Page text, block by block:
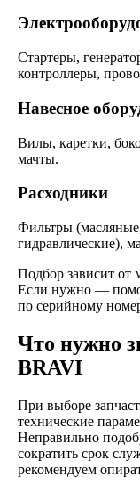
Стартеры,
контроллеры,
Навесное
Вилы, каретки,
мачты.
Расходники
Фильтры
гидравлические),
Подбор зависит от
Если нужно —
по серийному
Что нужно
BRAVI
При выборе
технические
Неправильно
сократить срок
рекомендуем